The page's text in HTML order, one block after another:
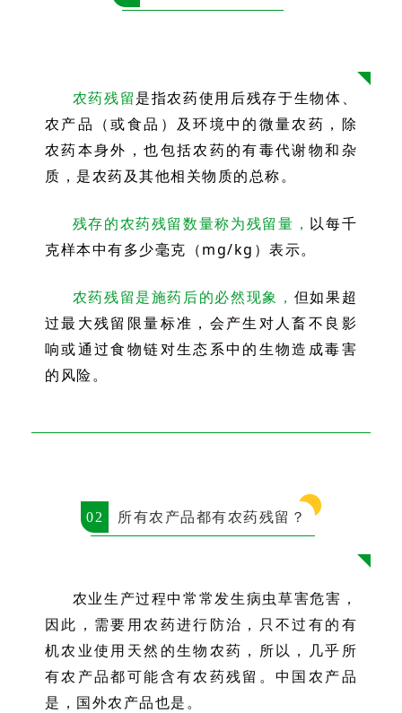
农药残留是指农药使用后残存于生物体、
农产品（或食品）及环境中的微量农药，除
农药本身外，也包括农药的有毒代谢物和杂
质，是农药及其他相关物质的总称。
残存的农药残留数量称为残留量 ， 以每千
克样本中有多少毫克（mg/kg）表示。
农药残留是施药后的必然现象 ， 但如果超
过最大残留限量标准，会产生对人畜不良影
响或通过食物链对生态系中的生物造成毒害
的风险。
02 所有农产品都有农药残留？
农业生产过程中常常发生病虫草害危害，
因此，需要用农药进行防治，只不过有的有
机农业使用天然的生物农药，所以，几乎所
有农产品都可能含有农药残留。中国农产品
是，国外农产品也是。